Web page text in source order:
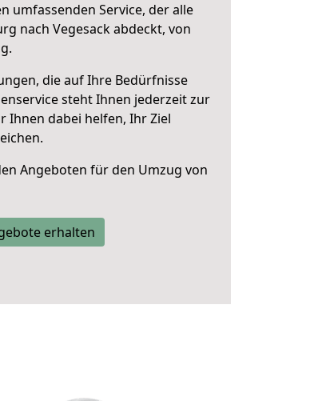
umfassenden Service, der alle
nach Vegesack abdeckt, von
die auf Ihre Bedürfnisse
steht Ihnen jederzeit zur
Ihnen dabei helfen, Ihr Ziel
Angeboten für den Umzug von
erhalten